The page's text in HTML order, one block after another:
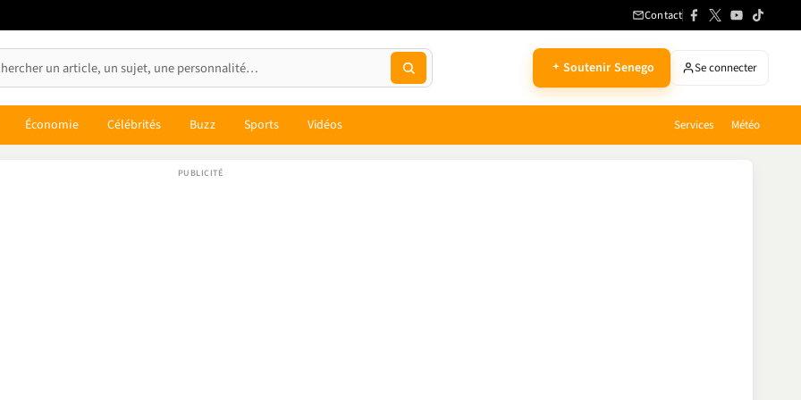
Contact
Soutenir Senego Se connecter
Économie Célébrités Buzz Sports Vidéos Services Météo